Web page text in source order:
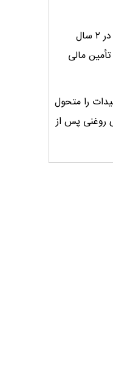
رشد ۳ برابری منابع بانک کشاورزی در ۲ سال
از تأمین مالی
را متحول
روغنی پس از
قبض انبار ۳.۵ میلیون تن کالا وارد